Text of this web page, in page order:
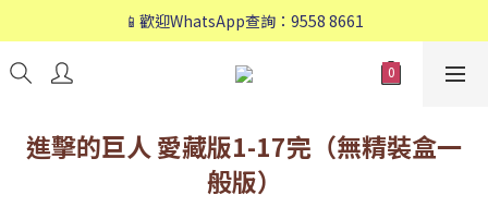
📱歡迎WhatsApp查詢：9558 8661
📱歡迎WhatsApp查詢：9558 8661
❤️會員專享：🛍購物滿💰HK$800，🚚免運費❤️
進擊的巨人 愛藏版1-17完（無精裝盒一
般版）